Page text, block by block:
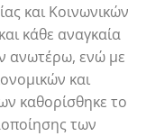
και Κοινωνικών
κάθε αναγκαία
ανωτέρω, ενώ με
και
καθορίσθηκε το
των